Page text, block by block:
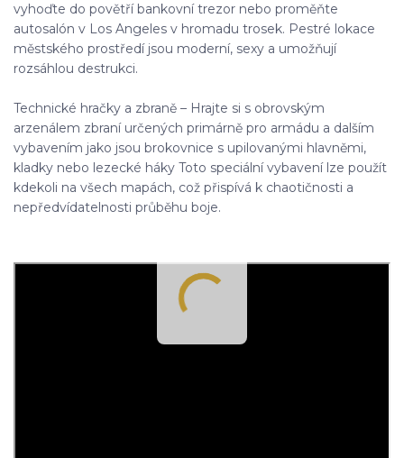
vyhoďte do povětří bankovní trezor nebo proměňte
autosalón v Los Angeles v hromadu trosek. Pestré lokace
městského prostředí jsou moderní, sexy a umožňují
rozsáhlou destrukci.
Technické hračky a zbraně – Hrajte si s obrovským
arzenálem zbraní určených primárně pro armádu a dalším
vybavením jako jsou brokovnice s upilovanými hlavněmi,
kladky nebo lezecké háky Toto speciální vybavení lze použít
kdekoli na všech mapách, což přispívá k chaotičnosti a
nepředvídatelnosti průběhu boje.